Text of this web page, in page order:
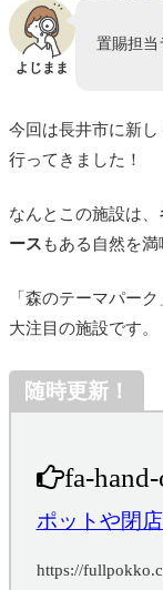
よじまま
置賜担当
今回は長井市に新し
行ってきました！
なんとこの施設は、
ース もある自然を満
「森のテーマパー
大注目の施設です。
随時更新！
fa-
ポットや閉
https://